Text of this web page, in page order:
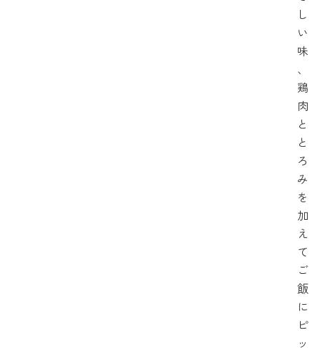
し
い
味
、
鶏
肉
と
と
ろ
み
を
加
え
て
ご
飯
に
ピ
ッ